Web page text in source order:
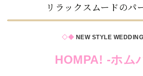
リラックスムードのパ
◇◆ NEW STYLE WEDDING
HOMPA! -ホム